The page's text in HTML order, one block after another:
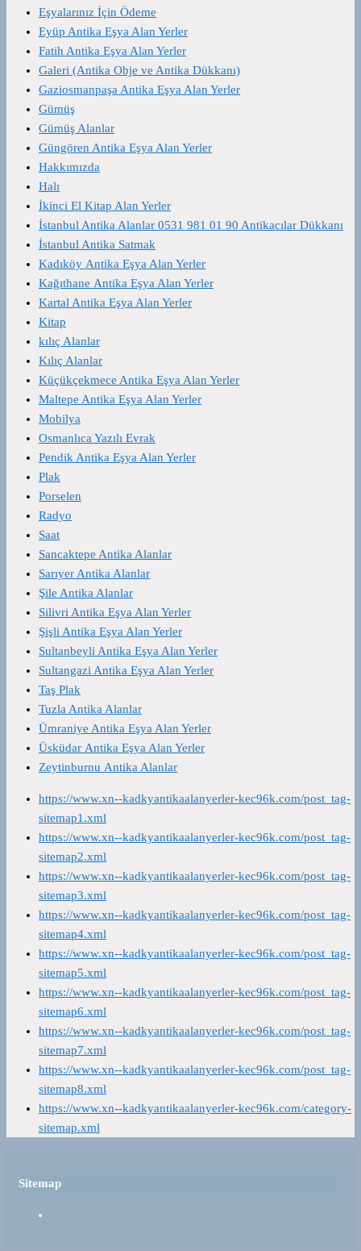
Eşyalarınız İçin Ödeme
Eyüp Antika Eşya Alan Yerler
Fatih Antika Eşya Alan Yerler
Galeri (Antika Obje ve Antika Dükkanı)
Gaziosmanpaşa Antika Eşya Alan Yerler
Gümüş
Gümüş Alanlar
Güngören Antika Eşya Alan Yerler
Hakkımızda
Halı
İkinci El Kitap Alan Yerler
İstanbul Antika Alanlar 0531 981 01 90 Antikacılar Dükkanı
İstanbul Antika Satmak
Kadıköy Antika Eşya Alan Yerler
Kağıthane Antika Eşya Alan Yerler
Kartal Antika Eşya Alan Yerler
Kitap
kılıç Alanlar
Kılıç Alanlar
Küçükçekmece Antika Eşya Alan Yerler
Maltepe Antika Eşya Alan Yerler
Mobilya
Osmanlıca Yazılı Evrak
Pendik Antika Eşya Alan Yerler
Plak
Porselen
Radyo
Saat
Sancaktepe Antika Alanlar
Sarıyer Antika Alanlar
Şile Antika Alanlar
Silivri Antika Eşya Alan Yerler
Şişli Antika Eşya Alan Yerler
Sultanbeyli Antika Eşya Alan Yerler
Sultangazi Antika Eşya Alan Yerler
Taş Plak
Tuzla Antika Alanlar
Ümraniye Antika Eşya Alan Yerler
Üsküdar Antika Eşya Alan Yerler
Zeytinburnu Antika Alanlar
https://www.xn--kadkyantikaalanyerler-kec96k.com/post_tag-
sitemap1.xml
https://www.xn--kadkyantikaalanyerler-kec96k.com/post_tag-
sitemap2.xml
https://www.xn--kadkyantikaalanyerler-kec96k.com/post_tag-
sitemap3.xml
https://www.xn--kadkyantikaalanyerler-kec96k.com/post_tag-
sitemap4.xml
https://www.xn--kadkyantikaalanyerler-kec96k.com/post_tag-
sitemap5.xml
https://www.xn--kadkyantikaalanyerler-kec96k.com/post_tag-
sitemap6.xml
https://www.xn--kadkyantikaalanyerler-kec96k.com/post_tag-
sitemap7.xml
https://www.xn--kadkyantikaalanyerler-kec96k.com/post_tag-
sitemap8.xml
https://www.xn--kadkyantikaalanyerler-kec96k.com/category-
sitemap.xml
Sitemap